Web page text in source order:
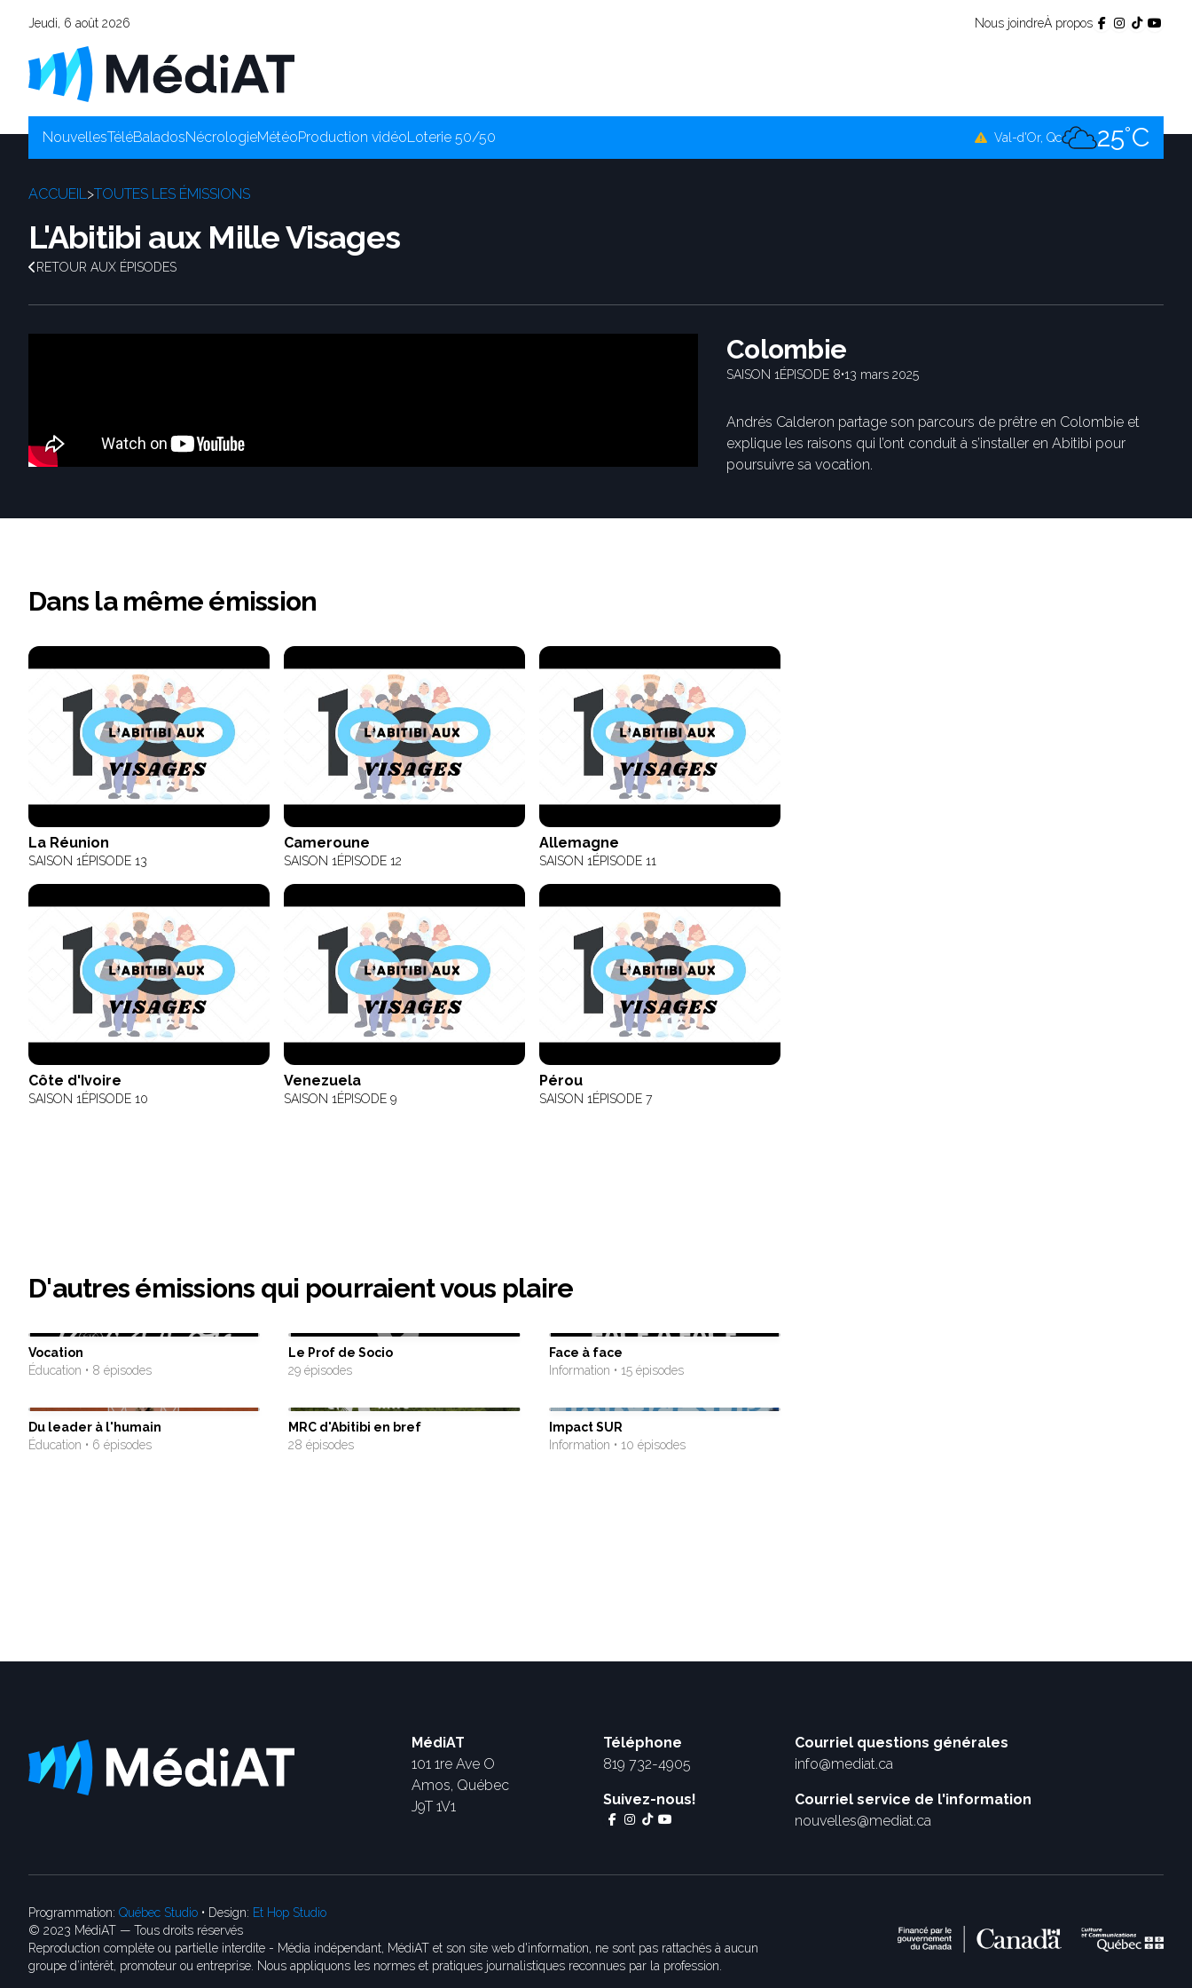
Jeudi, 6 août 2026 Nous joindreÀ propos
NouvellesTéléBaladosNécrologieMétéoProduction vidéoLoterie 50/50 Val-d'Or, Qc 25°C
ACCUEIL>TOUTES LES ÉMISSIONS
L'Abitibi aux Mille Visages
RETOUR AUX ÉPISODES
Colombie
SAISON 1 ÉPISODE 8•13 mars 2025
Andrés Calderon partage son parcours de prêtre en Colombie et
explique les raisons qui l’ont conduit à s’installer en Abitibi pour
poursuivre sa vocation.
Dans la même émission
La Réunion
SAISON 1ÉPISODE 13
Cameroune
SAISON 1ÉPISODE 12
Allemagne
SAISON 1ÉPISODE 11
Côte d'Ivoire
SAISON 1ÉPISODE 10
Venezuela
SAISON 1ÉPISODE 9
Pérou
SAISON 1ÉPISODE 7
D'autres émissions qui pourraient vous plaire
Vocation
Éducation • 8 épisodes
Le Prof de Socio
29 épisodes
Face à face
Information • 15 épisodes
Du leader à l'humain
Éducation • 6 épisodes
MRC d'Abitibi en bref
28 épisodes
Impact SUR
Information • 10 épisodes
MédiAT
101 1re Ave O
Amos, Québec
J9T 1V1
Téléphone
819 732-4905
Suivez-nous!
Courriel questions générales
info@mediat.ca
Courriel service de l'information
nouvelles@mediat.ca
Programmation: Québec Studio • Design: Et Hop Studio
© 2023 MédiAT — Tous droits réservés
Reproduction complète ou partielle interdite - Média indépendant, MédiAT et son site web d'information, ne sont pas rattachés à aucun
groupe d’intérêt, promoteur ou entreprise. Nous appliquons les normes et pratiques journalistiques reconnues par la profession.